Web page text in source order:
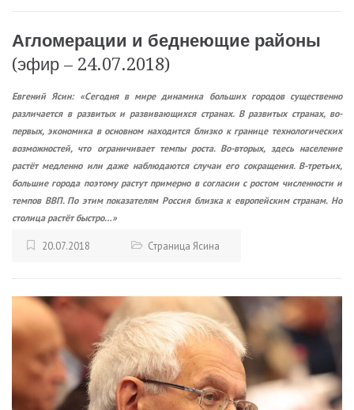
Агломерации и беднеющие районы
(эфир – 24.07.2018)
Евгений Ясин: «Сегодня в мире динамика больших городов существенно
различается в развитых и развивающихся странах. В развитых странах, во-
первых, экономика в основном находится близко к границе технологических
возможностей, что ограничивает темпы роста. Во-вторых, здесь население
растёт медленно или даже наблюдаются случаи его сокращения. В-третьих,
большие города поэтому растут примерно в согласии с ростом численности и
темпов ВВП. По этим показателям Россия близка к европейским странам. Но
столица растёт быстро…»
20.07.2018 Страница Ясина